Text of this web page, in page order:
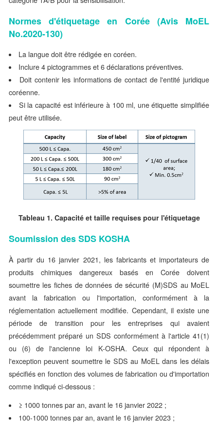
Normes d'étiquetage en Corée (Avis MoEL
No.2020-130)
La langue doit être rédigée en coréen.
Inclure 4 pictogrammes et 6 déclarations préventives.
Doit contenir les informations de contact de l'entité juridique
coréenne.
Si la capacité est inférieure à 100 ml, une étiquette simplifiée
peut être utilisée.
Tableau 1. Capacitéet taille requises pour l'étiquetage
Soumission des SDS KOSHA
À partir du 16 janvier 2021, les fabricants et importateurs de
produits chimiques dangereux basés en Corée doivent
soumettre les fiches de données de sécurité (M)SDS au MoEL
avant la fabrication ou l'importation, conformément à la
réglementation actuellement modifiée. Cependant, il existe une
période de transition pour les entreprises qui avaient
précédemment préparé un SDS conformément à l'article 41(1)
ou (6) de l'ancienne loi K-OSHA. Ceux qui répondent à
l'exception peuvent soumettre le SDS au MoEL dans les délais
spécifiés en fonction des volumes de fabrication ou d'importation
comme indiqué ci-dessous :
≥ 1000 tonnes par an, avant le 16 janvier 2022 ;
100-1000 tonnes par an, avant le 16 janvier 2023 ;